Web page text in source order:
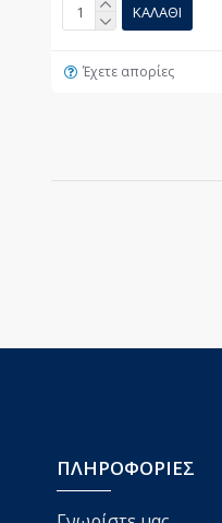
ΚΑΛΆΘΙ
Έχετε απορίες
ΠΛΗΡΟΦΟΡΙΕΣ